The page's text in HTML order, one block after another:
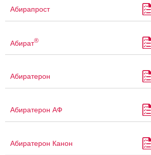
Абирапрост
Абират®
Абиратерон
Абиратерон АФ
Абиратерон Канон